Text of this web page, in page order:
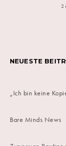
NEUESTE
„Ich bin keine
Bare Minds News